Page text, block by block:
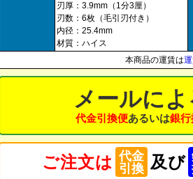
刃厚：3.9mm（1分3厘）
刃数：6枚（毛引刃付き）
内径：25.4mm
材質：ハイス
本商品の運賃は
メールに
代金引換便あるいは銀行
ご注文は 代金
引換 及び